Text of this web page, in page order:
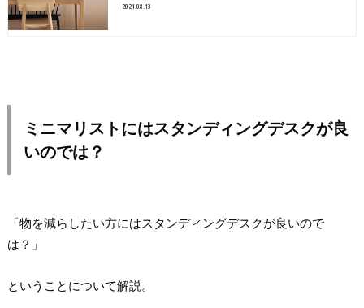
2021.08.13
ミニマリストにはスタンディングデスクが良
いのでは？
「物を減らしたい方にはスタンディングデスクが良いので
は？」
ということについて解説。